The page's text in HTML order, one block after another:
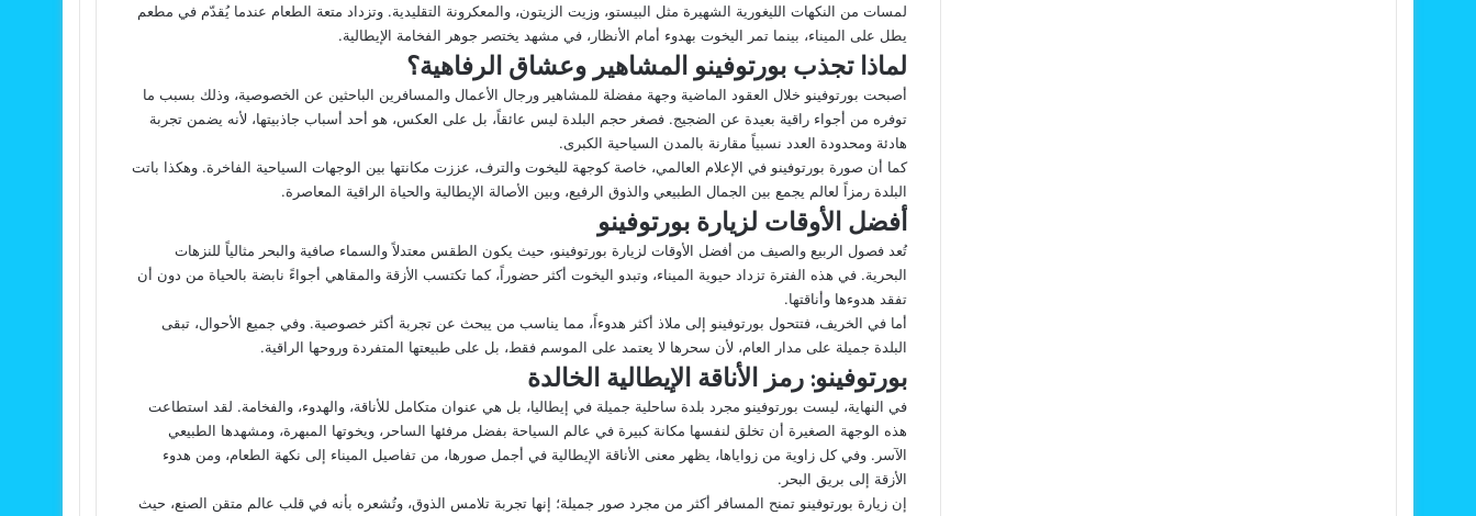
لمسات من النكهات الليغورية الشهيرة مثل البيستو، وزيت الزيتون، والمعكرونة التقليدية. وتزداد متعة الطعام عندما يُقدّم في مطعم
يطل على الميناء، بينما تمر اليخوت بهدوء أمام الأنظار، في مشهد يختصر جوهر الفخامة الإيطالية.
لماذا تجذب بورتوفينو المشاهير وعشاق الرفاهية؟
أصبحت بورتوفينو خلال العقود الماضية وجهة مفضلة للمشاهير ورجال الأعمال والمسافرين الباحثين عن الخصوصية، وذلك بسبب ما
توفره من أجواء راقية بعيدة عن الضجيج. فصغر حجم البلدة ليس عائقاً، بل على العكس، هو أحد أسباب جاذبيتها، لأنه يضمن تجربة
هادئة ومحدودة العدد نسبياً مقارنة بالمدن السياحية الكبرى.
كما أن صورة بورتوفينو في الإعلام العالمي، خاصة كوجهة لليخوت والترف، عززت مكانتها بين الوجهات السياحية الفاخرة. وهكذا باتت
البلدة رمزاً لعالم يجمع بين الجمال الطبيعي والذوق الرفيع، وبين الأصالة الإيطالية والحياة الراقية المعاصرة.
أفضل الأوقات لزيارة بورتوفينو
تُعد فصول الربيع والصيف من أفضل الأوقات لزيارة بورتوفينو، حيث يكون الطقس معتدلاً والسماء صافية والبحر مثالياً للنزهات
البحرية. في هذه الفترة تزداد حيوية الميناء، وتبدو اليخوت أكثر حضوراً، كما تكتسب الأزقة والمقاهي أجواءً نابضة بالحياة من دون أن
تفقد هدوءها وأناقتها.
أما في الخريف، فتتحول بورتوفينو إلى ملاذ أكثر هدوءاً، مما يناسب من يبحث عن تجربة أكثر خصوصية. وفي جميع الأحوال، تبقى
البلدة جميلة على مدار العام، لأن سحرها لا يعتمد على الموسم فقط، بل على طبيعتها المتفردة وروحها الراقية.
بورتوفينو: رمز الأناقة الإيطالية الخالدة
في النهاية، ليست بورتوفينو مجرد بلدة ساحلية جميلة في إيطاليا، بل هي عنوان متكامل للأناقة، والهدوء، والفخامة. لقد استطاعت
هذه الوجهة الصغيرة أن تخلق لنفسها مكانة كبيرة في عالم السياحة بفضل مرفئها الساحر، ويخوتها المبهرة، ومشهدها الطبيعي
الآسر. وفي كل زاوية من زواياها، يظهر معنى الأناقة الإيطالية في أجمل صورها، من تفاصيل الميناء إلى نكهة الطعام، ومن هدوء
الأزقة إلى بريق البحر.
إن زيارة بورتوفينو تمنح المسافر أكثر من مجرد صور جميلة؛ إنها تجربة تلامس الذوق، وتُشعره بأنه في قلب عالم متقن الصنع، حيث